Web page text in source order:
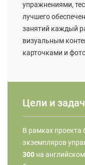
упражнениями,
лучшего
занятий каждый
визуальным
карточками и
Цели и
​В рамках проекта
экземпляров
300 на